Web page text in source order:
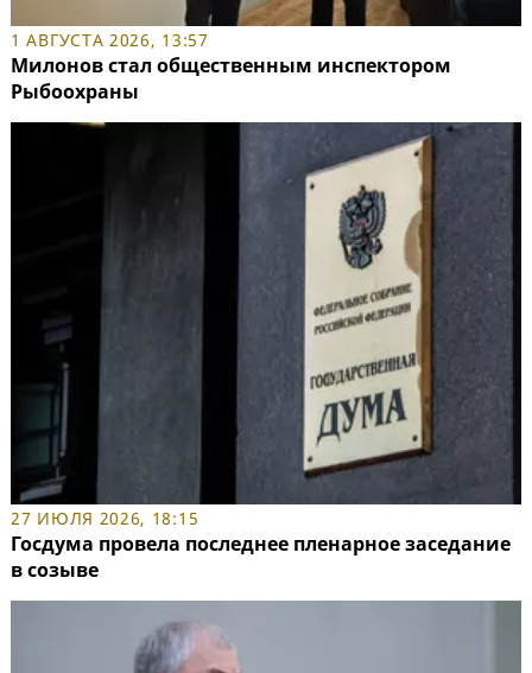
1 АВГУСТА 2026, 13:57
Милонов стал общественным инспектором
Рыбоохраны
27 ИЮЛЯ 2026, 18:15
Госдума провела последнее пленарное заседание
в созыве